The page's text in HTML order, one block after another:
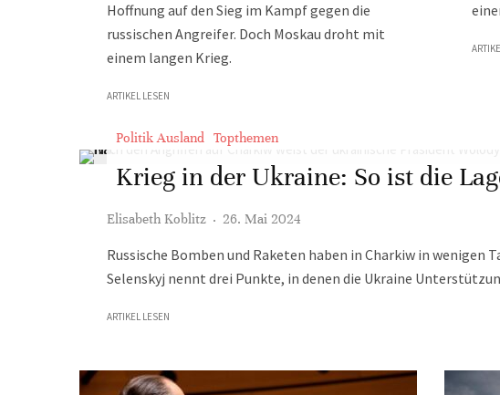
Hoffnung auf den Sieg im Kampf gegen die
russischen Angreifer. Doch Moskau droht mit
einem langen Krieg.
ARTIKEL LESEN
Politik Ausland Topthemen
Krieg in der Ukraine: So ist die
Elisabeth Koblitz · 26. Mai 2024
Russische Bomben und Raketen haben in Charkiw in wenigen
Selenskyj nennt drei Punkte, in denen die Ukraine
ARTIKEL LESEN